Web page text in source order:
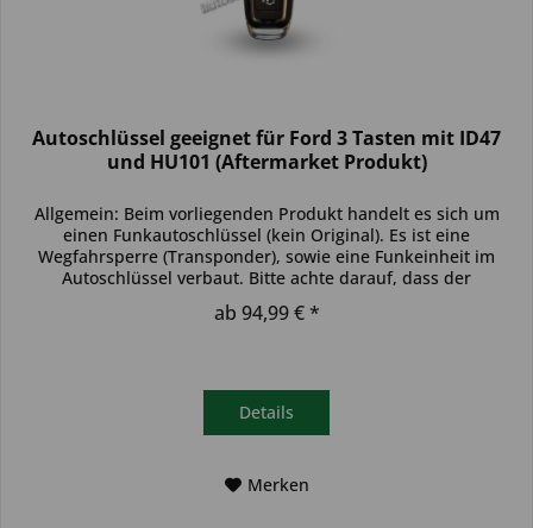
Autoschlüssel geeignet für Ford 3 Tasten mit ID47
und HU101 (Aftermarket Produkt)
Allgemein: Beim vorliegenden Produkt handelt es sich um
einen Funkautoschlüssel (kein Original). Es ist eine
Wegfahrsperre (Transponder), sowie eine Funkeinheit im
Autoschlüssel verbaut. Bitte achte darauf, dass der
Autoschlüssel deinem...
ab 94,99 € *
Details
Merken